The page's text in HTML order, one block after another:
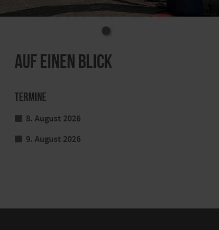
Auf einen Blick
Termine
8. August 2026
9. August 2026